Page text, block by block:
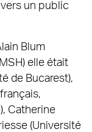
un public
Blum
elle était
de Bucarest),
Catherine
(Université